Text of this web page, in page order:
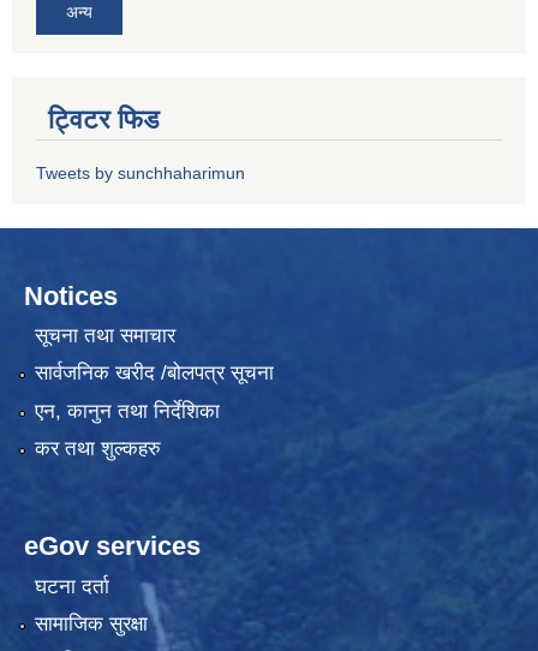
अन्य
ट्विटर फिड
Tweets by sunchhaharimun
Notices
सूचना तथा समाचार
सार्वजनिक खरीद /बोलपत्र सूचना
एन, कानुन तथा निर्देशिका
कर तथा शुल्कहरु
eGov services
घटना दर्ता
सामाजिक सुरक्षा